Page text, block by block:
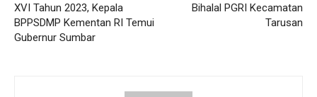
XVI Tahun 2023, Kepala
BPPSDMP Kementan RI Temui
Gubernur Sumbar
Bihalal PGRI Kecamatan
Tarusan